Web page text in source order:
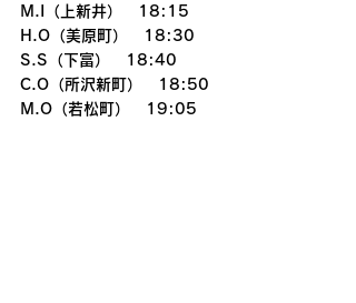
M.I（上新井）　18:15
H.O（美原町）　18:30
S.S（下富）　18:40
C.O（所沢新町）　18:50
M.O（若松町）　19:05